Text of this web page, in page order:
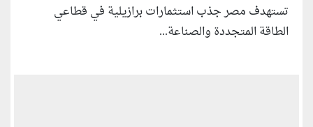
تستهدف مصر جذب استثمارات برازيلية في قطاعي
الطاقة المتجددة والصناعة...